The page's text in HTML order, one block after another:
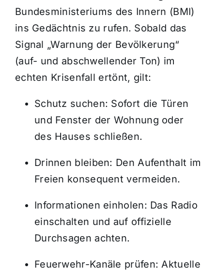
Bundesministeriums des Innern (BMI)
ins Gedächtnis zu rufen. Sobald das
Signal „Warnung der Bevölkerung“
(auf- und abschwellender Ton) im
echten Krisenfall ertönt, gilt:
Schutz suchen: Sofort die Türen
und Fenster der Wohnung oder
des Hauses schließen.
Drinnen bleiben: Den Aufenthalt im
Freien konsequent vermeiden.
Informationen einholen: Das Radio
einschalten und auf offizielle
Durchsagen achten.
Feuerwehr-Kanäle prüfen: Aktuelle